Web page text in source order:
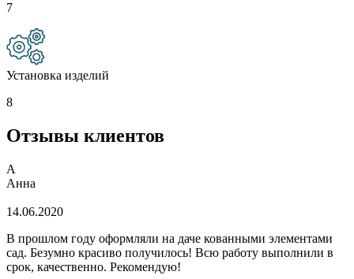
7
Установка изделий
8
Отзывы клиентов
А
Анна
14.06.2020
В прошлом году оформляли на даче кованными элементами
сад. Безумно красиво получилось! Всю работу выполнили в
срок, качественно. Рекомендую!